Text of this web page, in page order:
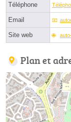
Téléphone
Email
Site web
Plan et